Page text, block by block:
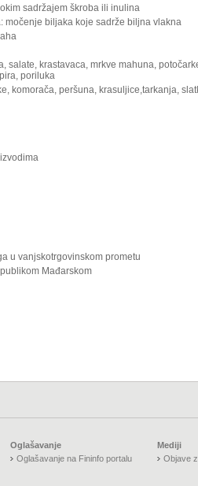
sadržajem škroba ili inulina
močenje biljaka koje sadrže biljna vlakna
salate, krastavaca, mrkve mahuna,
poriluka
komorača, peršuna, krasuljice,tarkanja,
u vanjskotrgovinskom prometu
Mađarskom
Oglašavanje
Oglašavanje na Fininfo portalu
Mediji
Objave